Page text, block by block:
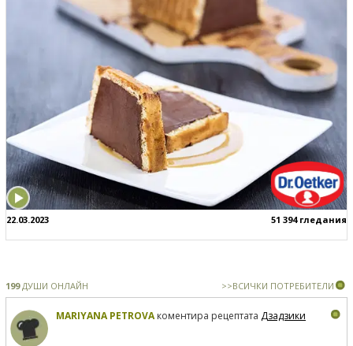
22.03.2023 51 394 гледания
199ДУШИ ОНЛАЙН >>ВСИЧКИ ПОТРЕБИТЕЛИ
MARIYANA PETROVAкоментира рецептата Дзадзики